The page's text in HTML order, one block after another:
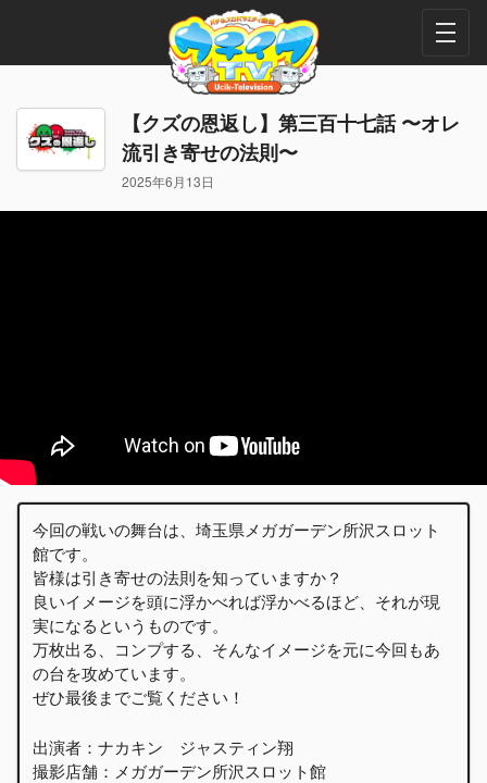
【クズの恩返し】第三百十七話 〜オレ
流引き寄せの法則〜
2025年6月13日
今回の戦いの舞台は、埼玉県メガガーデン所沢スロット
館です。
皆様は引き寄せの法則を知っていますか？
良いイメージを頭に浮かべれば浮かべるほど、それが現
実になるというものです。
万枚出る、コンプする、そんなイメージを元に今回もあ
の台を攻めています。
ぜひ最後までご覧ください！
出演者：ナカキン ジャスティン翔
撮影店舗：メガガーデン所沢スロット館